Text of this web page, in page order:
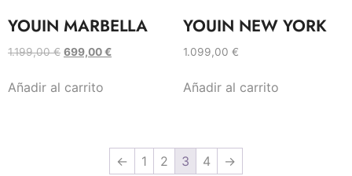
YOUIN MARBELLA
1.199,00€ 699,00€
Añadir al carrito
YOUIN NEW YORK
1.099,00 €
Añadir al carrito
← 1 2 3 4 →